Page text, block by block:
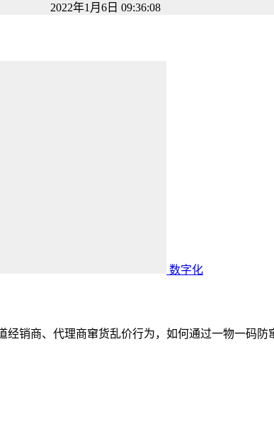
2022年1月6日 09:36:08
数字化
经销商、代理商窜货乱价行为，如何通过一物一码